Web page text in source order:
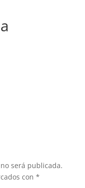
será publicada.
con *